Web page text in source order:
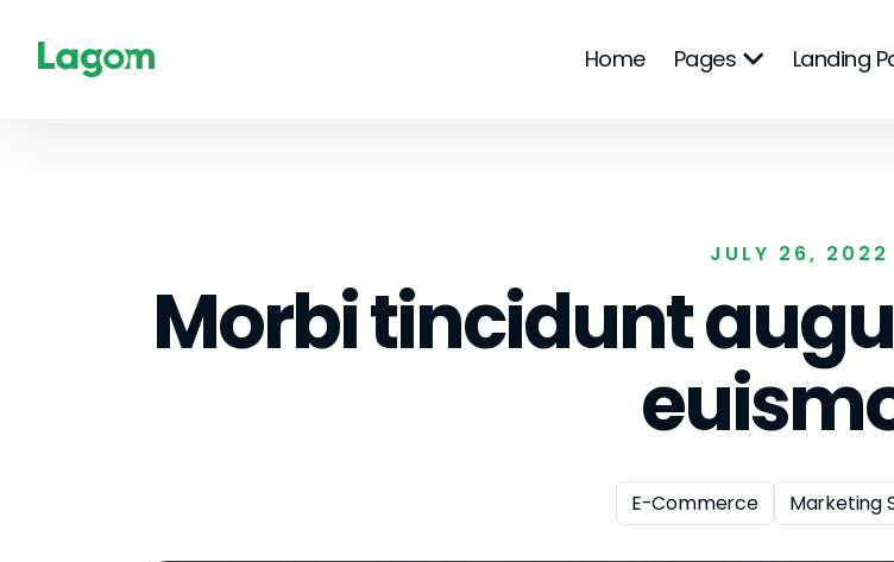
Home Pages Landing
JULY 26, 2022
Morbi tincidunt
E-Commerce Marketing